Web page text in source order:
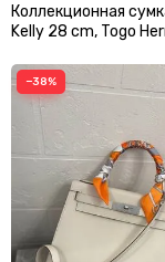
Коллекционная
Kelly 28 cm, Togo
−38%